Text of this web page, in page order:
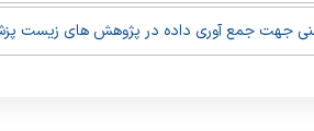
جهت جمع آوری داده در پژوهش های زیست